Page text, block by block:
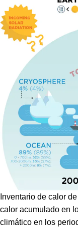
Inventario de calor
calor acumulado en
climático en los